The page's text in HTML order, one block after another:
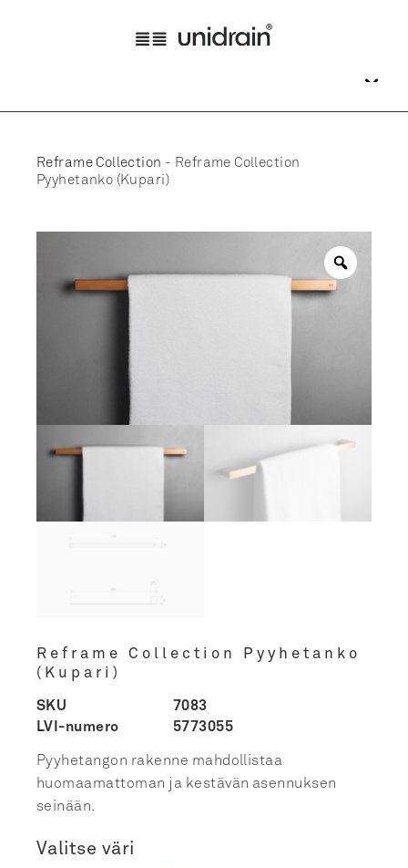
Reframe Collection - Reframe Collection
Pyyhetanko (Kupari)
Reframe Collection Pyyhetanko
(Kupari)
SKU
7083
LVI-numero
5773055
Pyyhetangon rakenne mahdollistaa
huomaamattoman ja kestävän asennuksen
seinään.
Valitse väri